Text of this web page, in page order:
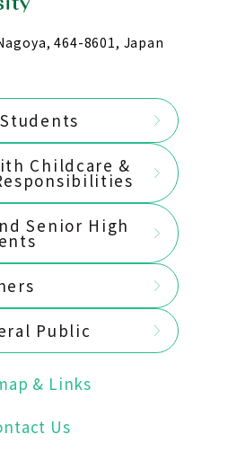
464-8601, Japan
Childcare &
Senior High
Public
& Links
Us